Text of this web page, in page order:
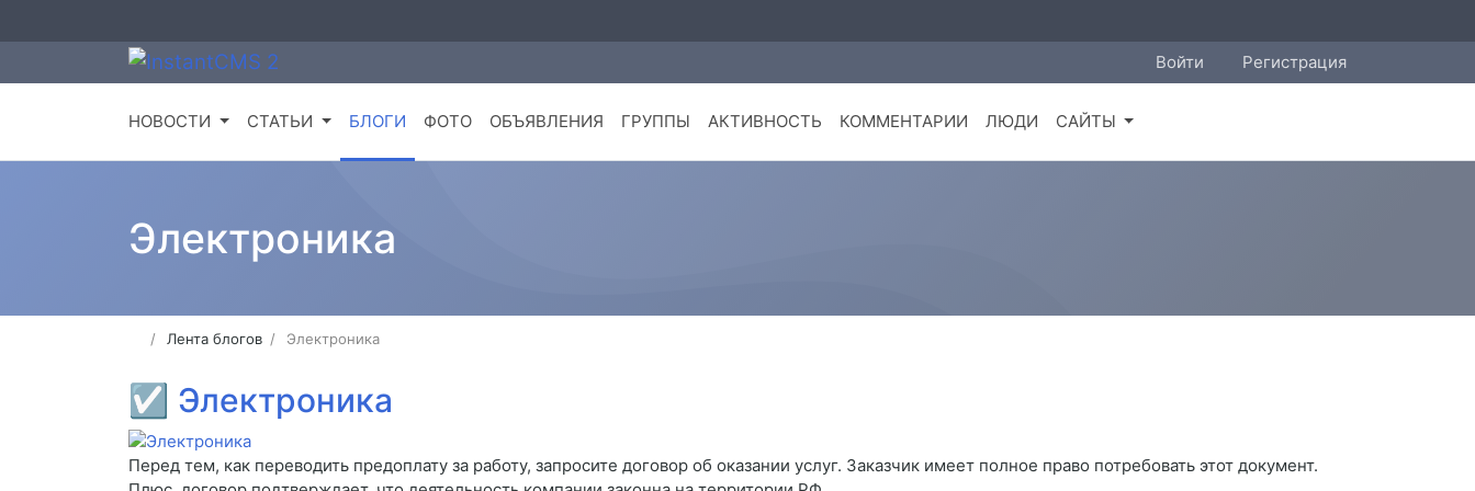
Войти Регистрация
НОВОСТИ СТАТЬИ БЛОГИ ФОТО ОБЪЯВЛЕНИЯ ГРУППЫ АКТИВНОСТЬ КОММЕНТАРИИ ЛЮДИ САЙТЫ
Электроника
Лента блогов Электроника
☑ Электроника
Перед тем, как переводить предоплату за работу, запросите договор об оказании услуг. Заказчик имеет полное право потребовать этот документ.